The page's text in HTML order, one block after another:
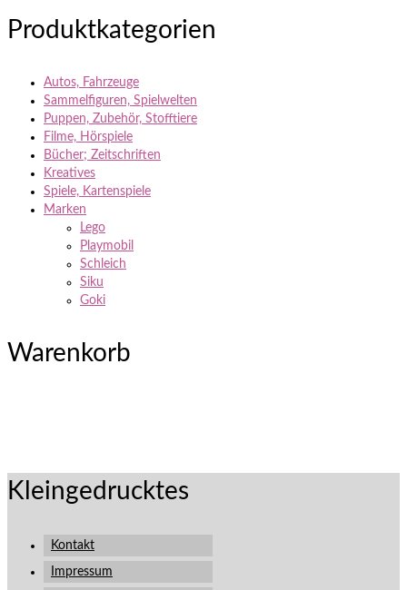
Produktkategorien
Autos, Fahrzeuge
Sammelfiguren, Spielwelten
Puppen, Zubehör, Stofftiere
Filme, Hörspiele
Bücher; Zeitschriften
Kreatives
Spiele, Kartenspiele
Marken
Lego
Playmobil
Schleich
Siku
Goki
Warenkorb
Kleingedrucktes
Kontakt
Impressum